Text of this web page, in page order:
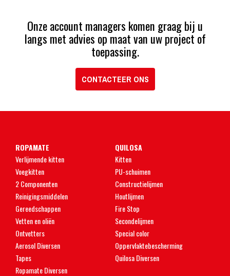
Onze account managers komen graag bij u
langs met advies op maat van uw project of
toepassing.
CONTACTEER ONS
ROPAMATE
Verlijmende kitten
Voegkitten
2 Componenten
Reinigingsmiddelen
Gereedschappen
Vetten en oliën
Ontvetters
Aerosol Diversen
Tapes
Ropamate Diversen
QUILOSA
Kitten
PU-schuimen
Constructielijmen
Houtlijmen
Fire Stop
Secondelijmen
Special color
Oppervlaktebescherming
Quilosa Diversen